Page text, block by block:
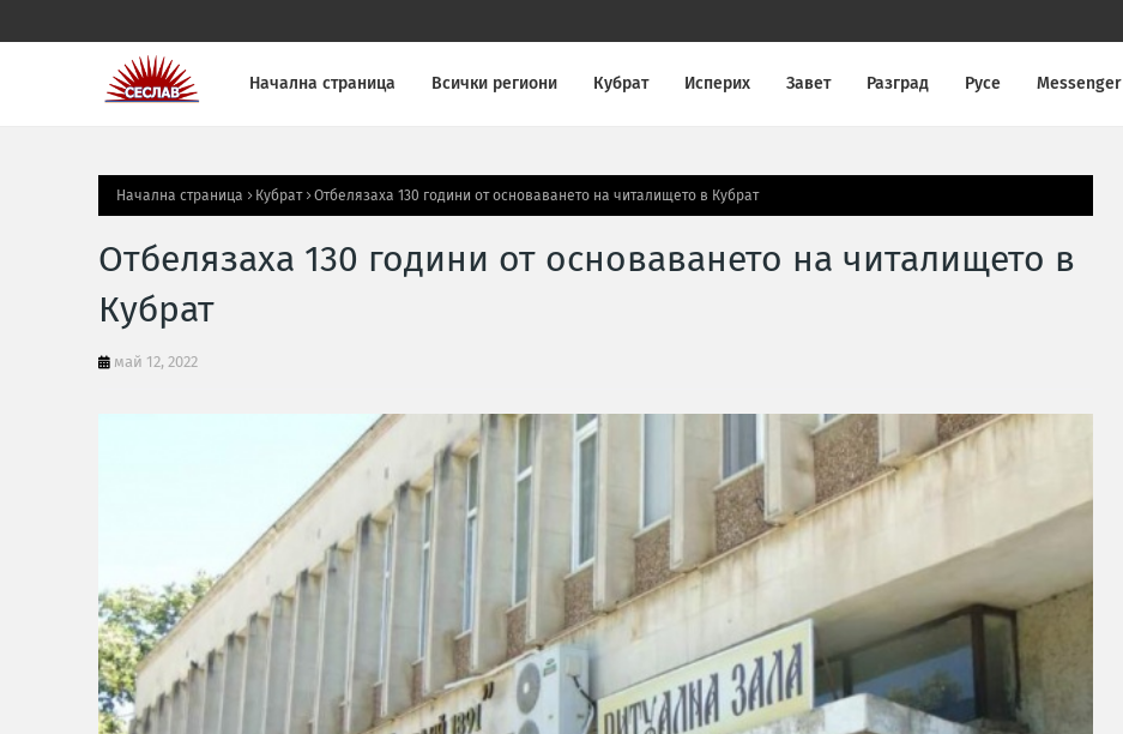
Начална страница Всички региони Кубрат Исперих Завет Разград Русе Messenger
Начална страница Кубрат Отбелязаха 130 години от основаването на читалището в Кубрат
Отбелязаха 130 години от основаването на читалището в
Кубрат
май 12, 2022